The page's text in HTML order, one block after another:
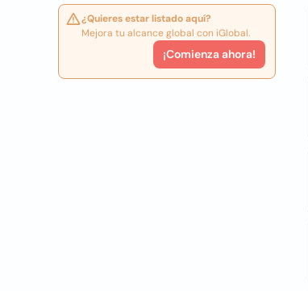
¿Quieres estar listado aquí?
Mejora tu alcance global con iGlobal.
¡Comienza ahora!